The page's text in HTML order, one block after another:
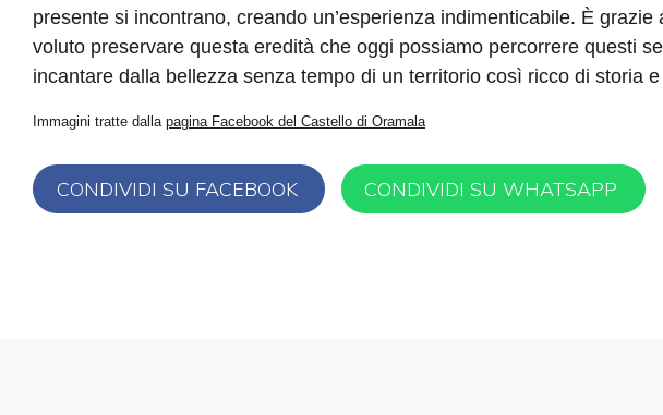
presente si incontrano, creando un’esperienza indimenticabile. È
voluto preservare questa eredità che oggi possiamo percorrere questi
incantare dalla bellezza senza tempo di un territorio così ricco di storia
Immagini tratte dalla pagina Facebook del Castello di Oramala
CONDIVIDI SU FACEBOOK CONDIVIDI SU WHATSAPP